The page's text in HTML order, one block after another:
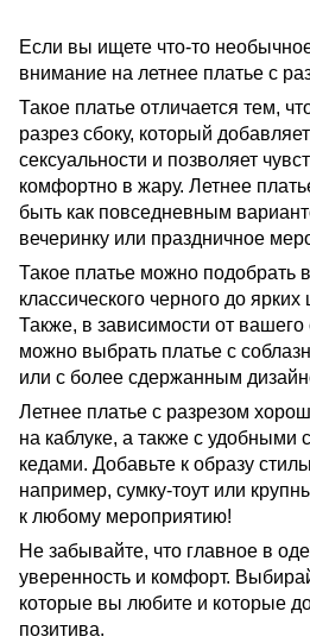
Если вы ищете что-то
внимание на летнее платье с
Такое платье отличается тем,
разрез сбоку, который
сексуальности и позволяет
комфортно в жару. Летнее
быть как повседневным
вечеринку или праздничное
Такое платье можно подобрать
классического черного до ярких
Также, в зависимости от вашего
можно выбрать платье с
или с более сдержанным
Летнее платье с разрезом
на каблуке, а также с удобными
кедами. Добавьте к образу
например, сумку-тоут или
к любому мероприятию!
Не забывайте, что главное в
уверенность и комфорт.
которые вы любите и которые
позитива.